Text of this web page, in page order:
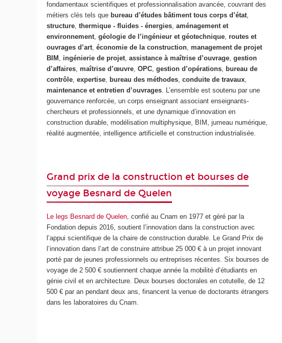
fondamentaux scientifiques et professionnalisation avancée, couvrant des
métiers clés tels que bureau d’études bâtiment tous corps d’état,
structure, thermique - fluides - énergies,aménagement et
environnement,géologie de l’ingénieur et géotechnique,routes et
ouvrages d’art,économie de la construction,management de projet
BIM , ingénierie de projet,assistance à maîtrise d’ouvrage,gestion
d’affaires,maîtrise d’œuvre,OPC,gestion d’opérations, bureau de
contrôle,expertise, bureau des méthodes,conduite de travaux,
maintenance et entretien d’ouvrages. L’ensemble est soutenu par une
gouvernance renforcée, un corps enseignant associant enseignants-
chercheurs et professionnels, et une dynamique d’innovation en
construction durable, modélisation multiphysique, BIM, jumeau numérique,
réalité augmentée, intelligence artificielle et construction industrialisée.
Grand prix de la construction et bourses de
voyage Besnard de Quelen
Le legs Besnard de Quelen, confié au Cnam en 1977 et géré par la
Fondation depuis 2016, soutient l’innovation dans la construction avec
l’appui scientifique de la chaire de construction durable. Le Grand Prix de
l’innovation dans l’art de construire attribue 25 000 € à un projet innovant
porté par de jeunes professionnels ou entreprises récentes. Six bourses de
voyage de 2 500 € soutiennent chaque année la mobilité d’étudiants en
génie civil et en architecture. Deux bourses doctorales en cotutelle, de 12
500 € par an pendant deux ans, financent la venue de doctorants étrangers
dans les laboratoires du Cnam.